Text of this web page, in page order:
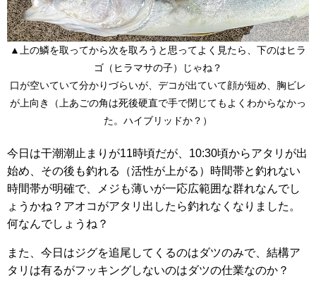
▲上の鱗を取ってから次を取ろうと思ってよく見たら、下のはヒラ
ゴ（ヒラマサの子）じゃね？
口が空いていて分かりづらいが、デコが出ていて顔が短め、胸ビレ
が上向き（上あごの角は死後硬直で手で閉じてもよくわからなかっ
た。ハイブリッドか？）
今日は干潮潮止まりが11時頃だが、10:30頃からアタリが出
始め、その後も釣れる（活性が上がる）時間帯と釣れない
時間帯が明確で、メジも薄いが一応広範囲な群れなんでし
ょうかね？アオコがアタリ出したら釣れなくなりました。
何なんでしょうね？
また、今日はジグを追尾してくるのはダツのみで、結構ア
タリは有るがフッキングしないのはダツの仕業なのか？